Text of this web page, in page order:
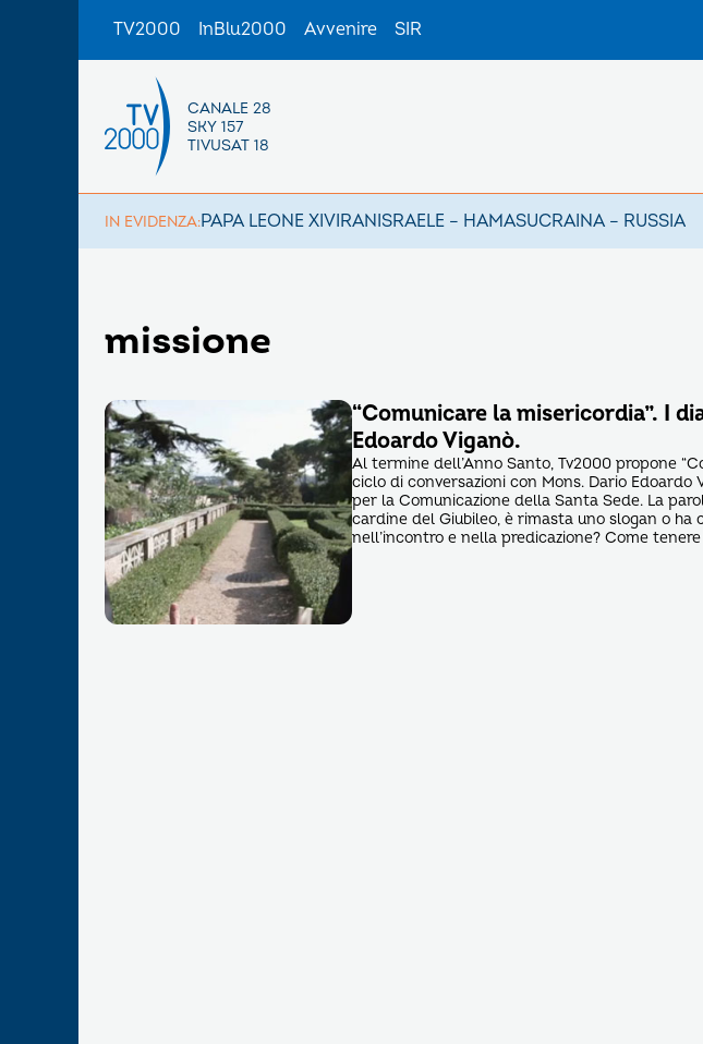
TV2000 InBlu2000 Avvenire SIR
CANALE 28
SKY 157
TIVUSAT 18
IN EVIDENZA:PAPA LEONE XIVIRANISRAELE – HAMASUCRAINA – RUSSIA
missione
“Comunicare la misericordia”. I
Edoardo Viganò.
Al termine dell’Anno Santo, Tv2000 propone
ciclo di conversazioni con Mons. Dario
per la Comunicazione della Santa Sede. La
cardine del Giubileo, è rimasta uno slogan o ha
nell’incontro e nella predicazione? Come